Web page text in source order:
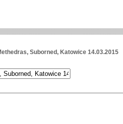
Suborned, Katowice 14.03.2015